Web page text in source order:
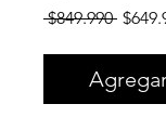
$849.990 Precio